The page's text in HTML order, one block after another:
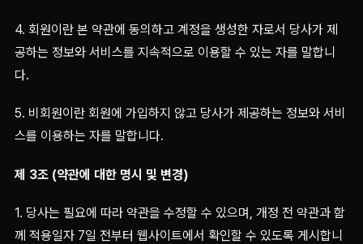
4. 회원이란 본 약관에 동의하고 계정을 생성한 자로서 당사가 제
공하는 정보와 서비스를 지속적으로 이용할 수 있는 자를 말합니
다.
5. 비회원이란 회원에 가입하지 않고 당사가 제공하는 정보와 서비
스를 이용하는 자를 말합니다.
제 3조 (약관에 대한 명시 및 변경)
1. 당사는 필요에 따라 약관을 수정할 수 있으며, 개정 전 약관과 함
께 적용일자 7일 전부터 웹사이트에서 확인할 수 있도록 게시합니